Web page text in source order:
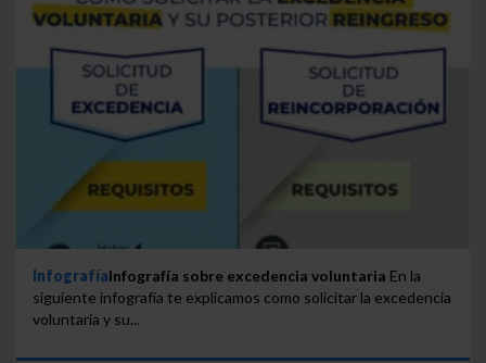
InfografíaInfografía sobre excedencia voluntaria En la
siguiente infografía te explicamos como solicitar la excedencia
voluntaria y su...